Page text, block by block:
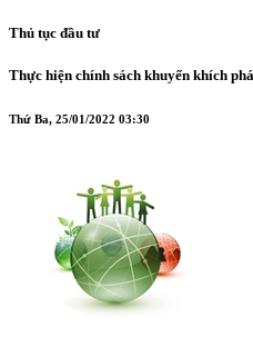
Thủ tục đầu tư
Thực hiện chính sách khuyến khích
Thứ Ba, 25/01/2022 03:30